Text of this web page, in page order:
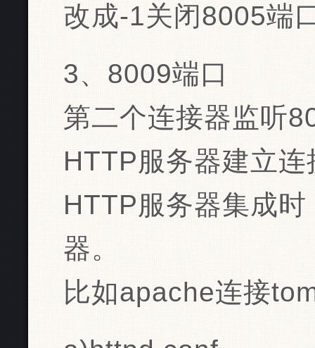
改成-1关闭8005端
3、8009端口
第二个连接器监听
HTTP服务器建立
HTTP服务器集成
器。
比如apache连接